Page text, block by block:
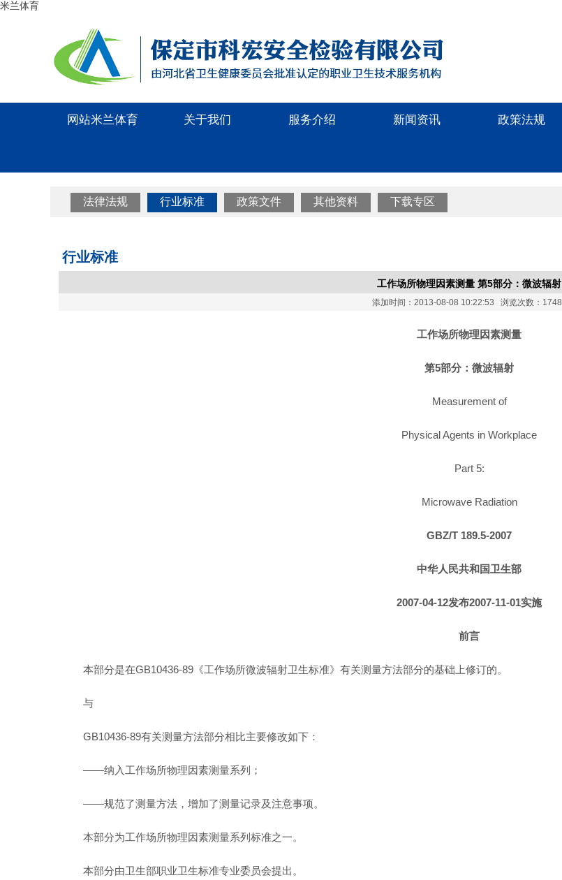
米兰体育
网站米兰体育 关于我们 服务介绍 新闻资讯 政策法规
法律法规 行业标准 政策文件 其他资料 下载专区
行业标准
工作场所物理因素测量 第5部分：微波辐射
添加时间：2013-08-08 10:22:53 浏览次数：1748
工作场所物理因素测量
第5部分：微波辐射
Measurement of
Physical Agents in Workplace
Part 5:
Microwave Radiation
GBZ/T 189.5-2007
中华人民共和国卫生部
2007-04-12发布2007-11-01实施
前言
本部分是在GB10436-89《工作场所微波辐射卫生标准》有关测量方法部分的基础上修订的。
与
GB10436-89有关测量方法部分相比主要修改如下：
——纳入工作场所物理因素测量系列；
——规范了测量方法，增加了测量记录及注意事项。
本部分为工作场所物理因素测量系列标准之一。
本部分由卫生部职业卫生标准专业委员会提出。